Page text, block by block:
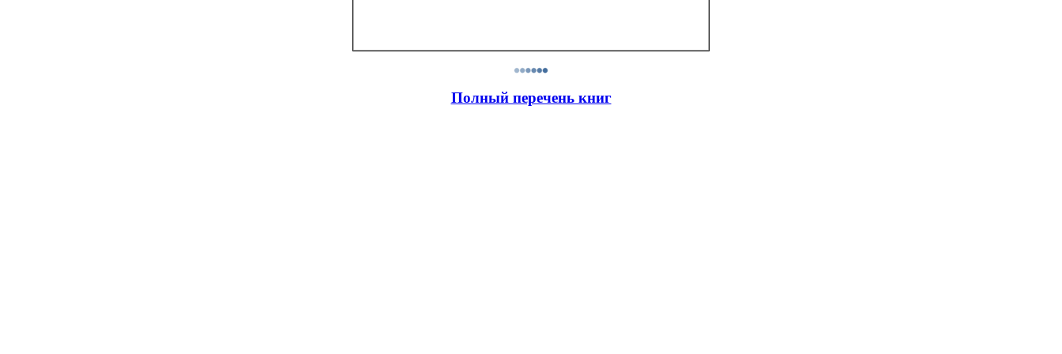
Полный перечень книг